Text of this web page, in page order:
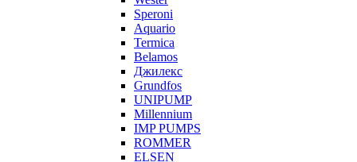
Speroni
Aquario
Termica
Belamos
Джилекс
Grundfos
UNIPUMP
Millennium
IMP PUMPS
ROMMER
ELSEN